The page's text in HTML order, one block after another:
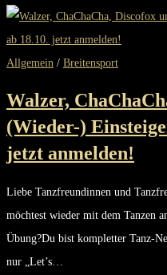
Allgemein / Breitensport
Walzer,
(Wieder-)
jetzt anmelden!
Liebe Tanzfreundinnen und
möchtest wieder mit dem Tanzen
Übung?Du bist kompletter Tanz-
nur „Let’s…